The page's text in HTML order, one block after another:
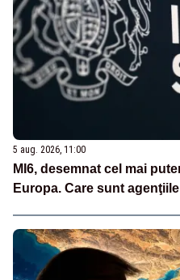
5 aug. 2026, 11:00
MI6, desemnat cel mai
Europa. Care sunt